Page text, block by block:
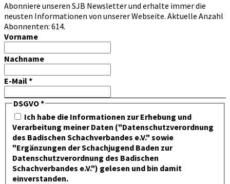
Abonniere unseren SJB Newsletter und erhalte immer die
neusten Informationen von unserer Webseite. Aktuelle Anzahl
Abonnenten: 614.
Vorname
Nachname
E-Mail*
DSGVO*
Ich habe die Informationen zur Erhebung und
Verarbeitung meiner Daten ("Datenschutzverordnung
des Badischen Schachverbandes e.V." sowie
"Ergänzungen der Schachjugend Baden zur
Datenschutzverordnung des Badischen
Schachverbandes e.V.") gelesen und bin damit
einverstanden.